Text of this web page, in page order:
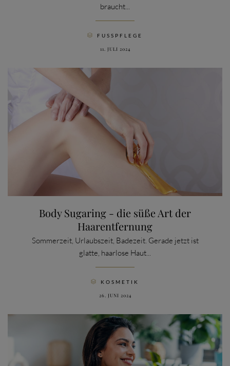
braucht...
 FUSSPFLEGE
11. JULI 2024
Body Sugaring - die süße Art der
Haarentfernung
Sommerzeit, Urlaubszeit, Badezeit. Gerade jetzt ist
glatte, haarlose Haut...
 KOSMETIK
26. JUNI 2024